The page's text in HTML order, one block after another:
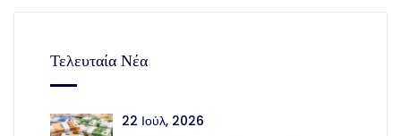
Τελευταία Νέα
22 Ιούλ, 2026